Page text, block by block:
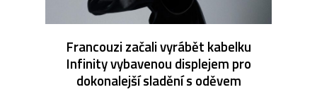
Francouzi začali vyrábět kabelku
Infinity vybavenou displejem pro
dokonalejší sladění s oděvem